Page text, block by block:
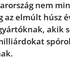
nem
az elmúlt húsz
akik